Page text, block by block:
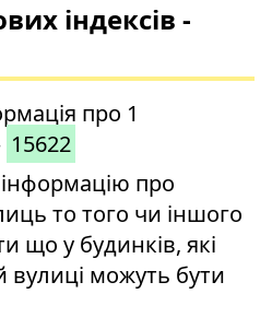
індексів -
про 1
15622
про
то того чи іншого
що у будинків, які
вулиці можуть бути